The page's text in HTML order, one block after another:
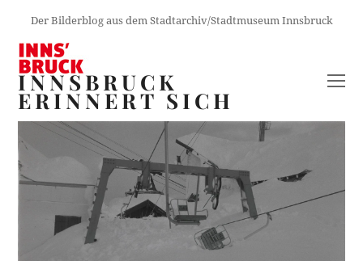
Der Bilderblog aus dem Stadtarchiv/Stadtmuseum Innsbruck
INNSBRUCK
ERINNERT SICH